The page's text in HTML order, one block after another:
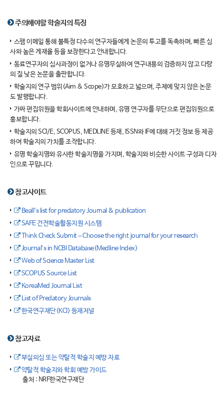
주의해야할 학술지의 특징
스팸 이메일 통해 불특정 다수의 연구자들에게 논문의 투고를 독촉하며, 빠른 심
사와 높은 게재율 등을 보장한다고 안내합니다.
동료연구자의 심사과정이 없거나 유명무실하여 연구내용의 검증하지 않고 다량
의 질 낮은 논문을 출판합니다.
학술지의 연구 범위(Aim & Scope)가 모호하고 넓으며, 주제에 맞지 않은 논문
도 발행합니다.
가짜 편집위원을 학회사이트에 안내하며, 유명 연구자를 무단으로 편집위원으로
홍보합니다.
학술지의 SCI/E, SCOPUS, MEDLINE 등재, ISSN와 IF에 대해 거짓 정보 등 제공
하여 학술지의 가치를 조작합니다.
유명 학술지명와 유사한 학술지명을 가지며, 학술지와 비슷한 사이트 구성과 디자
인으로 꾸밉니다.
참고사이트
Beall's list for predatory Journal & publication
SAFE 건전학술활동지원 시스템
Think Check Submit – Choose the right journal for your research
Journal’s in NCBI Database(Medline Index)
Web of Science Master List
SCOPUS Source List
KoreaMed Journal List
List of Predatory Journals
한국연구재단(KCI) 등재저널
참고자료
부실의심 또는 약탈적 학술지 예방 자료
약탈적 학술지와 학회 예방 가이드
출처 : NRF한국연구재단